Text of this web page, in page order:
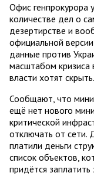
Офис генпрокурора
количестве дел о
дезертирстве и
официальной
данные против
масштабом кризиса
власти хотят скрыть.
Сообщают, что
ещё нет нового
критической
отключать от сети.
платили деньги
список объектов,
придётся